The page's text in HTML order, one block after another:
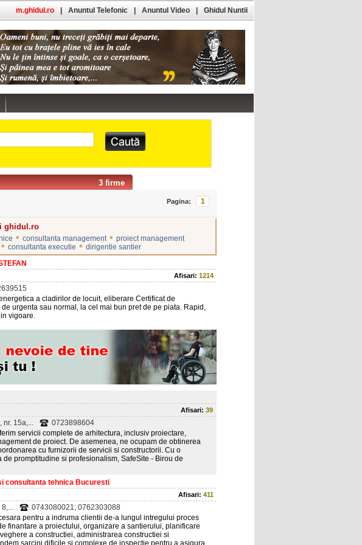
3 firme
Pagina: 1
ghidul.ro
• consultanta management • proiect management
• consultanta executie • dirigentie santier
Afisari: 1214
a cladirilor de locuit, eliberare Certificat de
urgenta sau normal, la cel mai bun pret de pe piata. Rapid,
vigoare.
Afisari: 39
nr. 15a,...
0723898604
servicii complete de arhitectura, inclusiv proiectare,
de proiect. De asemenea, ne ocupam de obtinerea
cu furnizorii de servicii si constructorii. Cu o
promptitudine si profesionalism, SafeSite - Birou de
consultanta tehnica Bucuresti
Afisari: 411
0743080021; 0762303088
pentru a indruma clientii de-a lungul intregului proces
finantare a proiectului, organizare a santierului, planificare
a constructiei, administrarea constructiei si
sarcini dificile si complexe de inspectie pentru a asigura
m.ghidul.ro Anuntul Telefonic Anuntul Video Ghidul Nuntii